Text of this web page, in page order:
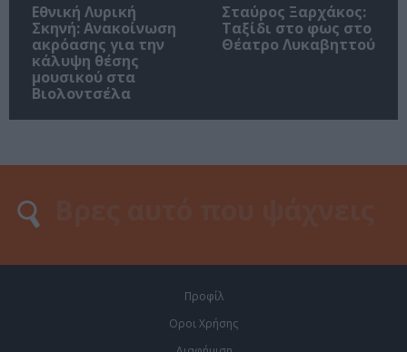
Εθνική Λυρική
Σκηνή: Ανακοίνωση
ακρόασης για την
κάλυψη θέσης
μουσικού στα
Βιολοντσέλα
Σταύρος Ξαρχάκος:
Ταξίδι στο φως στο
Θέατρο Λυκαβηττού
Προφίλ
Οροι Χρήσης